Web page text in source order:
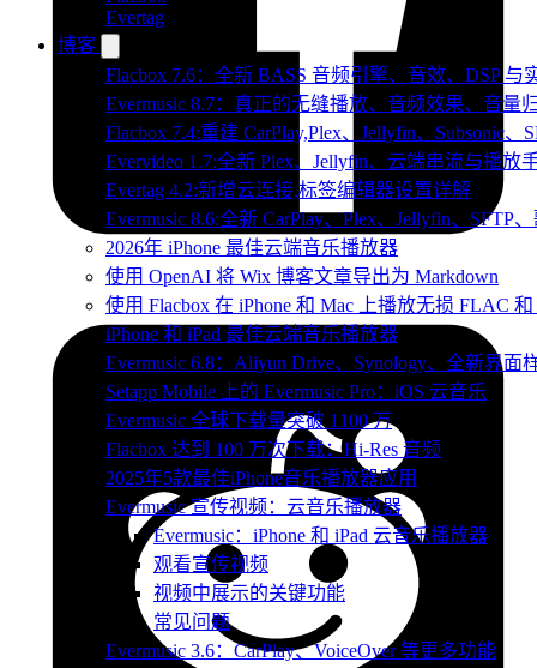
Evertag
博客
Flacbox 7.6：全新 BASS 音频引擎、音效、DSP 与
Evermusic 8.7：真正的无缝播放、音频效果、音量
Flacbox 7.4:重建 CarPlay,Plex、Jellyfin、Subsonic、
Evervideo 1.7:全新 Plex、Jellyfin、云端串流与播放
Evertag 4.2:新增云连接,标签编辑器设置详解
Evermusic 8.6:全新 CarPlay、Plex、Jellyfin、SFTP
2026年 iPhone 最佳云端音乐播放器
使用 OpenAI 将 Wix 博客文章导出为 Markdown
使用 Flacbox 在 iPhone 和 Mac 上播放无损 FLAC
iPhone 和 iPad 最佳云端音乐播放器
Evermusic 6.8：Aliyun Drive、Synology、全新界面
Setapp Mobile 上的 Evermusic Pro：iOS 云音乐
Evermusic 全球下载量突破 1100 万
Flacbox 达到 100 万次下载：Hi-Res 音频
2025年5款最佳iPhone音乐播放器应用
Evermusic 宣传视频：云音乐播放器
Evermusic：iPhone 和 iPad 云音乐播放器
观看宣传视频
视频中展示的关键功能
常见问题
Evermusic 3.6：CarPlay、VoiceOver 等更多功能